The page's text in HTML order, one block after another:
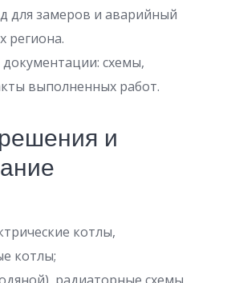
для замеров и аварийный
региона.
схемы,
выполненных работ.
и
котлы,
котлы;